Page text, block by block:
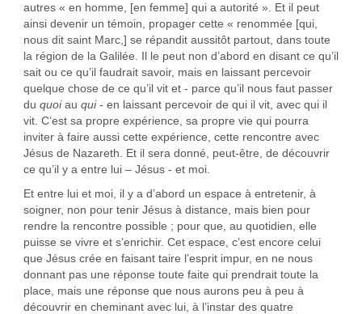
autres « en homme, [en femme] qui a autorité ». Et il peut
ainsi devenir un témoin, propager cette « renommée [qui,
nous dit saint Marc,] se répandit aussitôt partout, dans toute
la région de la Galilée. Il le peut non d’abord en disant ce qu’il
sait ou ce qu’il faudrait savoir, mais en laissant percevoir
quelque chose de ce qu’il vit et - parce qu’il nous faut passer
du quoiau qui- en laissant percevoir de qui il vit, avec qui il
vit. C’est sa propre expérience, sa propre vie qui pourra
inviter à faire aussi cette expérience, cette rencontre avec
Jésus de Nazareth. Et il sera donné, peut-être, de découvrir
ce qu’il y a entre lui – Jésus - et moi.
Et entre lui et moi, il y a d’abord un espace à entretenir, à
soigner, non pour tenir Jésus à distance, mais bien pour
rendre la rencontre possible ; pour que, au quotidien, elle
puisse se vivre et s’enrichir. Cet espace, c’est encore celui
que Jésus crée en faisant taire l’esprit impur, en ne nous
donnant pas une réponse toute faite qui prendrait toute la
place, mais une réponse que nous aurons peu à peu à
découvrir en cheminant avec lui, à l’instar des quatre